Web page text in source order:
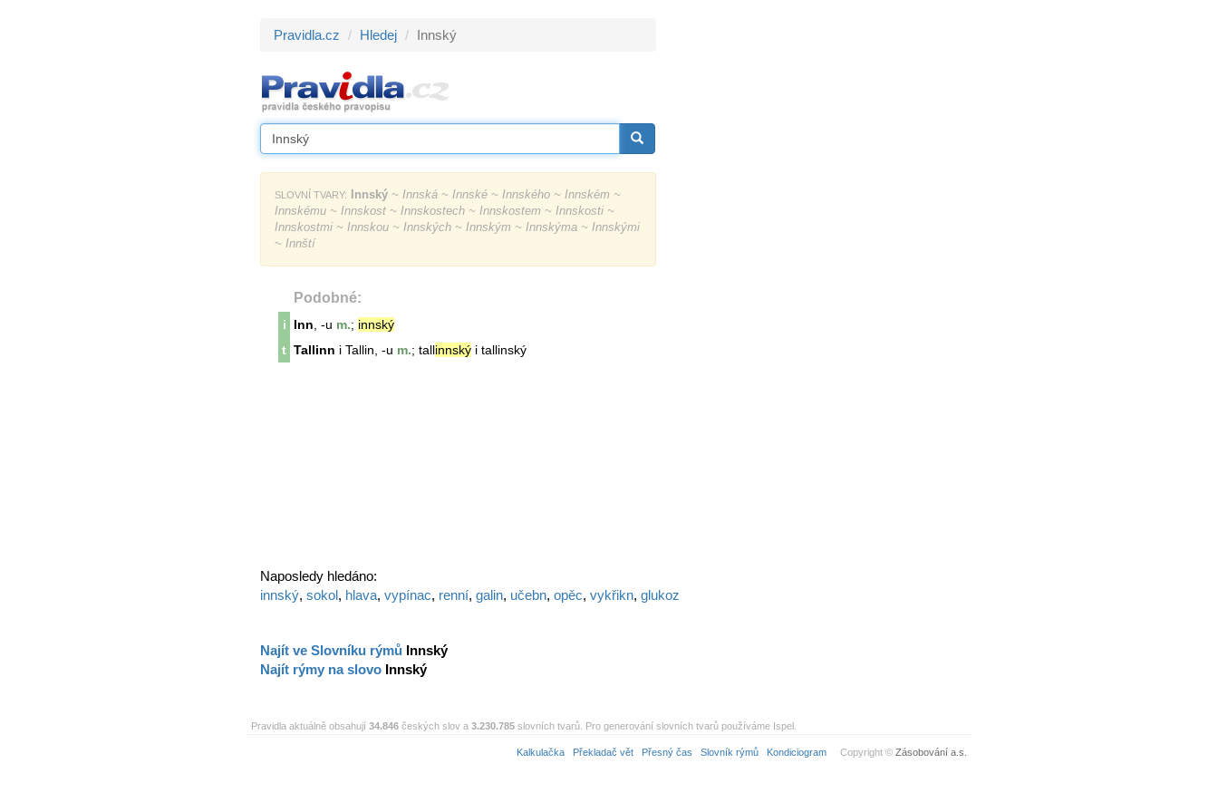
Pravidla.cz Hledej Innský
SLOVNÍ TVARY: Innský ~ Innská ~ Innské ~ Innského ~ Innském ~
Innskému ~ Innskost ~ Innskostech ~ Innskostem ~ Innskosti ~
Innskostmi ~ Innskou ~ Innských ~ Innským ~ Innskýma ~ Innskými
~ Innští
Podobné:
i Inn , -u m.; innský
t Tallinn i Tallin, -u m.; tallinnský i tallinský
Naposledy hledáno:
innský, sokol, hlava, vypínac, renní, galin, učebn, opěc, vykřikn, glukoz
Najít ve Slovníku rýmů Innský
Najít rýmy na slovo Innský
Pravidla aktuálně obsahují 34.846 českých slov a 3.230.785 slovních tvarů. Pro generování slovních tvarů používáme Ispel.
Kalkulačka Překladač vět Přesný čas Slovník rýmů Kondiciogram Copyright © Zásobování a.s.